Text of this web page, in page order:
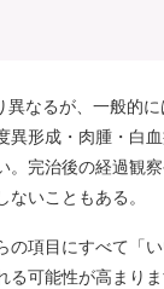
なるが、一般的
異形成・肉腫・白
。完治後の経過観
いこともある。
の項目にすべて「
る可能性が高まりま